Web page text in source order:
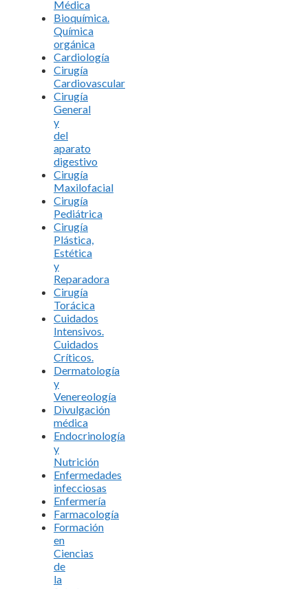
Médica
Bioquímica.
Química
orgánica
Cardiología
Cirugía
Cardiovascular
Cirugía
General
y
del
aparato
digestivo
Cirugía
Maxilofacial
Cirugía
Pediátrica
Cirugía
Plástica,
Estética
y
Reparadora
Cirugía
Torácica
Cuidados
Intensivos.
Cuidados
Críticos.
Dermatología
y
Venereología
Divulgación
médica
Endocrinología
y
Nutrición
Enfermedades
infecciosas
Enfermería
Farmacología
Formación
en
Ciencias
de
la